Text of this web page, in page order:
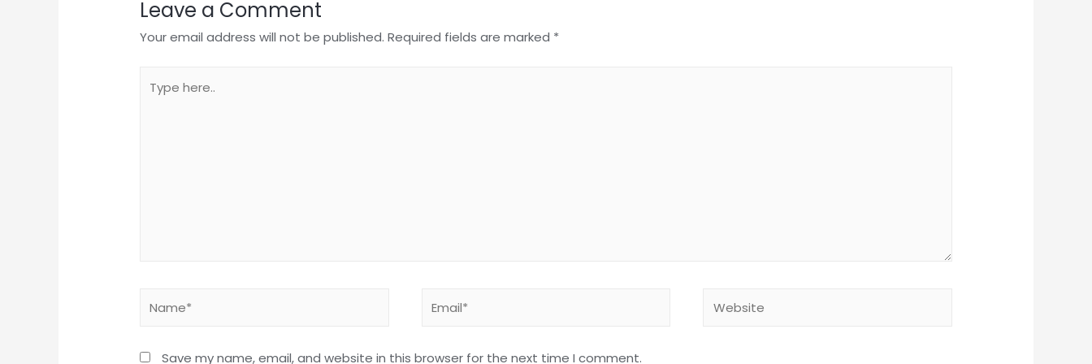
Leave a Comment
Your email address will not be published. Required fields are marked *
Save my name, email, and website in this browser for the next time I comment.